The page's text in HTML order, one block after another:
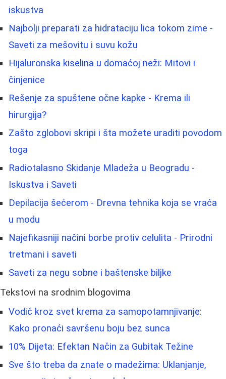
iskustva
Najbolji preparati za hidrataciju lica tokom zime -
Saveti za mešovitu i suvu kožu
Hijaluronska kiselina u domaćoj neži: Mitovi i
činjenice
Rešenje za spuštene očne kapke - Krema ili
hirurgija?
Zašto zglobovi skripi i šta možete uraditi povodom
toga
Radiotalasno Skidanje Mladeža u Beogradu -
Iskustva i Saveti
Depilacija šećerom - Drevna tehnika koja se vraća
u modu
Najefikasniji načini borbe protiv celulita - Prirodni
tretmani i saveti
Saveti za negu sobne i baštenske biljke
Tekstovi na srodnim blogovima
Vodič kroz svet krema za samopotamnjivanje:
Kako pronaći savršenu boju bez sunca
10% Dijeta: Efektan Način za Gubitak Težine
Sve što treba da znate o madežima: Uklanjanje,